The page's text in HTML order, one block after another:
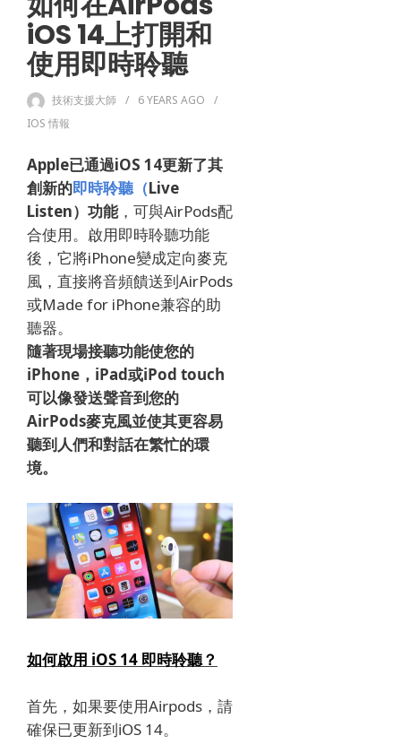
iOS 14上打開和
使用即時聆聽
技術支援大師 6 YEARS AGO
IOS 情報
Apple已通過iOS 14更新了其
創新的即時聆聽（Live
Listen）功能，可與AirPods配
合使用。 啟用即時聆聽功能
後，它將iPhone變成定向麥克
風，直接將音頻饋送到AirPods
或Made for iPhone兼容的助
聽器。
隨著現場接聽功能使您的
iPhone，iPad或iPod touch
可以像發送聲音到您的
AirPods麥克風並使其更容易
聽到人們和對話在繁忙的環
境。
如何啟用 iOS 14 即時聆聽？
首先，如果要使用Airpods，請
確保已更新到iOS 14。